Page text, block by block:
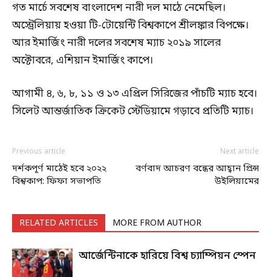
গত মার্চে সবশেষ বাংলাদেশ নারী দল মাঠে নেমেছিল।
অস্ট্রেলিয়ায় হওয়া টি-টোয়েন্টি বিশ্বকাপে শ্রীলঙ্কার বিপক্ষে।
আর ইমার্জিং নারী দলের সবশেষ ম্যাচ ২০১৯ সালের
অক্টোবরে, এশিয়ান ইমার্জিং কাপে।
আগামী ৪, ৬, ৮, ১১ ও ১৩ এপ্রিল সিরিজের পাঁচটি ম্যাচ হবে।
সিলেট আন্তর্জাতিক ক্রিকেট স্টেডিয়ামে গড়াবে প্রতিটি ম্যাচ।
Previous article
দর্শকপূর্ণ মাঠেই হবে ২০২২
বিশ্বকাপ: ফিফা সভাপতি
Next article
বর্ণবাদ আচরণ বন্ধের আহ্বান প্রিন্স
উইলিয়ামের
RELATED ARTICLES MORE FROM AUTHOR
আর্জেন্টিনাকে হারিয়ে বিশ্ব চ্যাম্পিয়ন স্পেন